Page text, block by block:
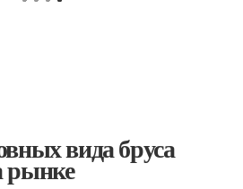
вида бруса
рынке